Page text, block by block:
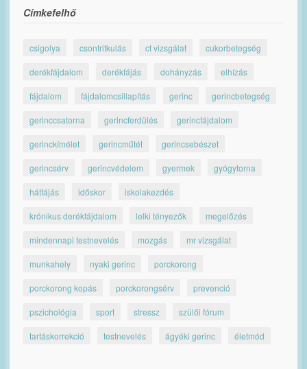
Címkefelhő
csigolya csontritkulás ct vizsgálat cukorbetegség
derékfájdalom derékfájás dohányzás elhízás
fájdalom fájdalomcsillapítás gerinc gerincbetegség
gerinccsatorna gerincferdülés gerincfájdalom
gerinckímélet gerincműtét gerincsebészet
gerincsérv gerincvédelem gyermek gyógytorna
hátfájás időskor iskolakezdés
krónikus derékfájdalom lelki tényezők megelőzés
mindennapi testnevelés mozgás mr vizsgálat
munkahely nyaki gerinc porckorong
porckorong kopás porckorongsérv prevenció
pszichológia sport stressz szülői fórum
tartáskorrekció testnevelés ágyéki gerinc életmód